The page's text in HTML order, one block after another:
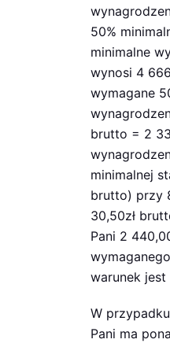
50%
minimalne
wynosi 4
wymagane
brutto = 2
minimalnej
brutto) przy
30,50zł
Pani 2
warunek jest
W
Pani ma